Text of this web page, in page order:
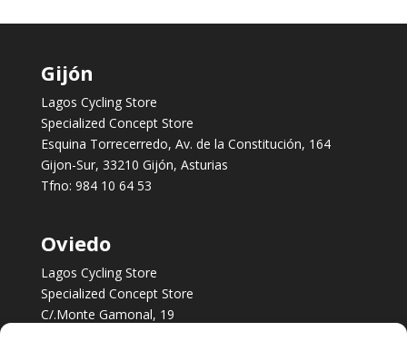
Gijón
Lagos Cycling Store
Specialized Concept Store
Esquina Torrecerredo, Av. de la Constitución, 164
Gijon-Sur, 33210 Gijón, Asturias
Tfno: 984 10 64 53
Oviedo
Lagos Cycling Store
Specialized Concept Store
C/.Monte Gamonal, 19